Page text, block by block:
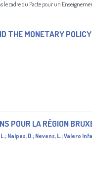
le cadre du Pacte pour un
THE MONETARY
POUR LA RÉGION
; Nalpas, D.; Nevens, L.;Valero